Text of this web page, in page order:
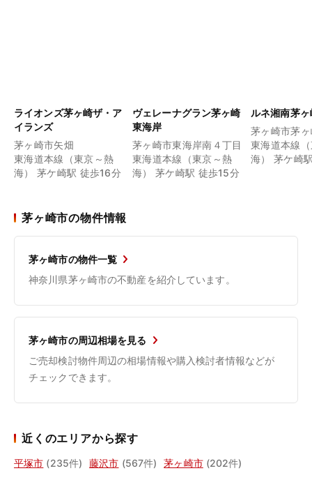
ライオンズ茅ヶ崎ザ・ア
イランズ
茅ヶ崎市矢畑
東海道本線（東京～熱
海） 茅ケ崎駅 徒歩16分
ヴェレーナグラン茅ヶ崎
東海岸
茅ヶ崎市東海岸南４丁目
東海道本線（東京～熱
海） 茅ケ崎駅 徒歩15分
ルネ湘南茅ヶ
茅ヶ崎市茅
東海道本線
海） 茅ケ崎
茅ヶ崎市の物件情報
茅ヶ崎市の物件一覧
神奈川県茅ヶ崎市の不動産を紹介しています。
茅ヶ崎市の周辺相場を見る
ご売却検討物件周辺の相場情報や購入検討者情報などが
チェックできます。
近くのエリアから探す
平塚市 (235件) 藤沢市 (567件) 茅ヶ崎市 (202件)